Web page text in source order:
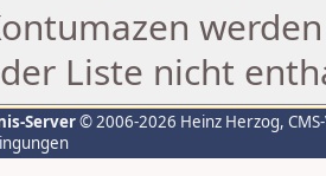
Liste nicht
Server© 2006-2026 Heinz Herzog,